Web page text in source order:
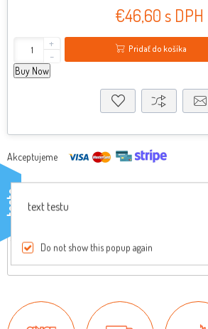
€46,60 s DPH
+
-
Pridať do košíka
Buy Now
Akceptujeme
Originálny diel, pre viac informácií nás kontaktujte
testo text testu
Do not show this popup again